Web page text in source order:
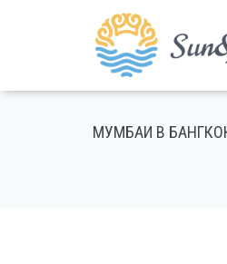
МУМБАИ В